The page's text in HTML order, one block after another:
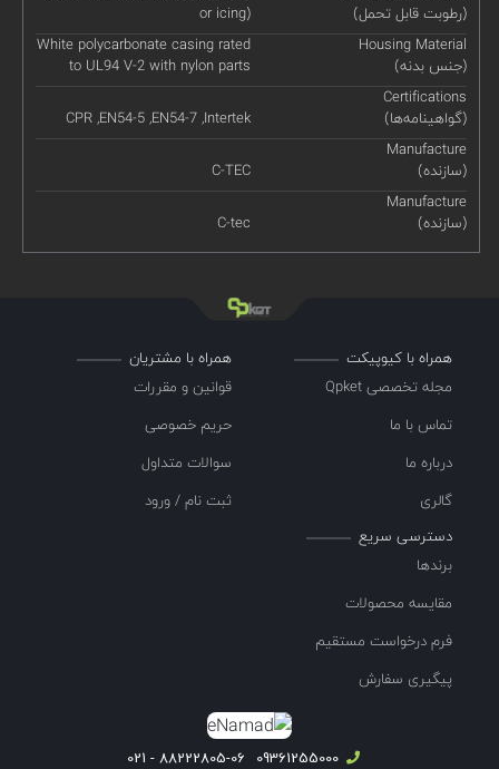
(رطوبت قابل تحمل)
or icing)
Housing Material
(جنس بدنه)
White polycarbonate casing rated
to UL94 V-2 with nylon parts
Certifications
(گواهینامه‌ها)
CPR ,EN54-5 ,EN54-7 ,Intertek
Manufacture
(سازنده)
C-TEC
Manufacture
(سازنده)
C-tec
همراه با کیوپیکت
مجله تخصصی Qpket
تماس با ما
درباره ما
گالری
همراه با مشتریان
قوانین و مقررات
حریم خصوصی
سوالات متداول
ثبت نام / ورود
دسترسی سریع
برندها
مقایسه محصولات
فرم درخواست مستقیم
پیگیری سفارش
09361255000
88222805-06 - 021